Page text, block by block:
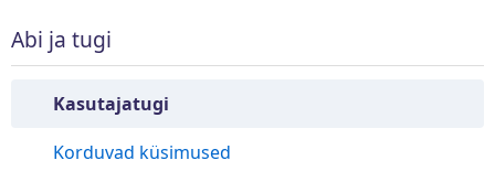
Abi ja tugi
Kasutajatugi
Korduvad küsimused